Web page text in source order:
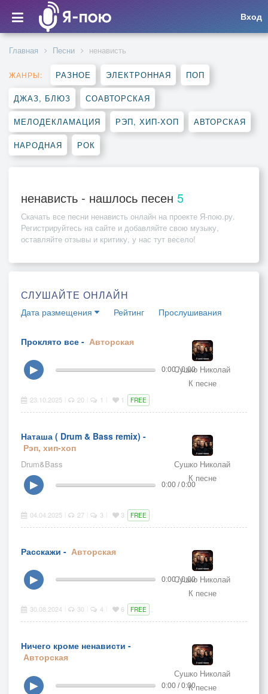
Вход
Главная Песни ненависть
ЖАНРЫ: РАЗНОЕ ЭЛЕКТРОННАЯ ПОП
ДЖАЗ, БЛЮЗ СОАВТОРСКАЯ
МЕЛОДЕКЛАМАЦИЯ РЭП, ХИП-ХОП АВТОРСКАЯ
НАРОДНАЯ РОК
ненависть - нашлось песен 5
Скачать все песни ненависть онлайн на проекте Я-пою.ру.
Регистрируйтесь на сайте и добавляйте свою музыку,
оставляйте отзывы и критику, у нас тут весело!
СЛУШАЙТЕ ОНЛАЙН
Дата размещения Рейтинг Прослушивания
Проклято все - Авторская
Сушко Николай
К песне
▶ 0:00 / 0:00
23.10.2025 20 1 1 FREE
Наташа ( Drum & Bass remix) -
Рэп, хип-хоп
Drum&Bass
Сушко Николай
К песне
▶ 0:00 / 0:00
04.04.2025 27 3 3 FREE
Расскажи - Авторская
Сушко Николай
К песне
▶ 0:00 / 0:00
30.08.2024 30 4 6 FREE
Ничего кроме ненависти -
Авторская
Сушко Николай
К песне
▶ 0:00 / 0:00